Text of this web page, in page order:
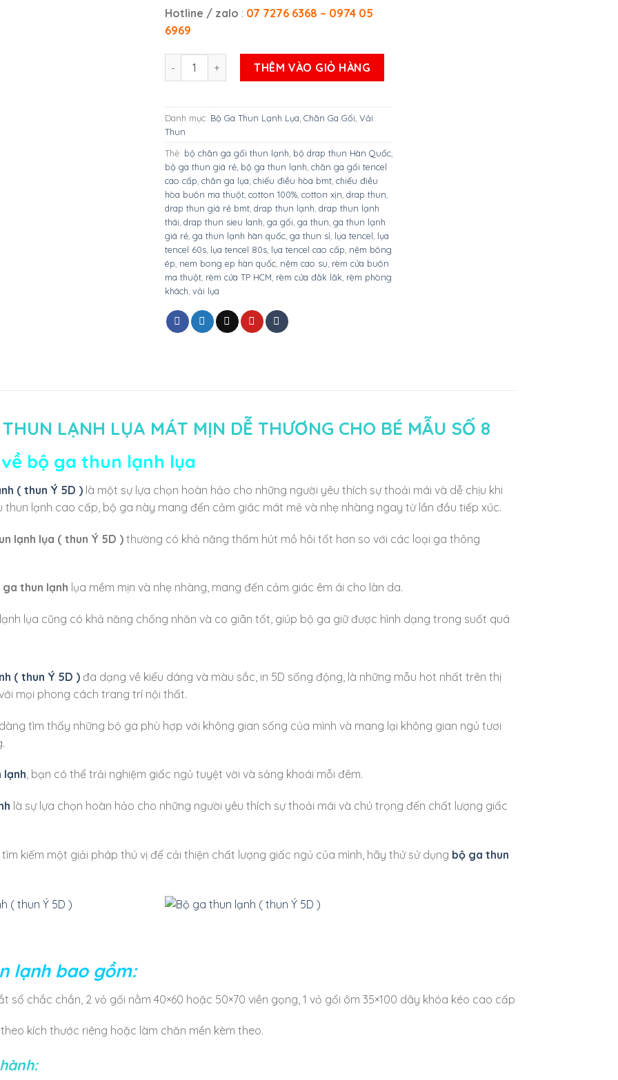
Hotline / zalo : 07 7276 6368 – 0974 05
6969
BỘ GA THUN LẠNH LỤA MÁT MỊN MẪU DỄ THƯƠNG CHO BÉ MẪU SỐ 8 số lượng
THÊM VÀO GIỎ HÀNG
Danh mục: Bộ Ga Thun Lạnh Lụa Chăn Ga Gối Vải
Thun
Thẻ: bộ chăn ga gối thun lạnh bộ drap thun Hàn Quốc
bộ ga thun giá rẻ bộ ga thun lạnh chăn ga gối tencel
cao cấp chăn ga lụa chiếu điều hòa bmt chiếu điều
hòa buôn ma thuột cotton 100% cotton xịn drap thun
drap thun giá rẻ bmt drap thun lạnh drap thun lạnh
thái drap thun sieu lanh ga gối ga thun ga thun lạnh
giá rẻ ga thun lạnh hàn quốc ga thun sỉ lụa tencel lụa
tencel 60s lụa tencel 80s lụa tencel cao cấp nệm bông
ép nem bong ep hàn quốc nệm cao su rèm cửa buôn
ma thuột rèm cửa TP HCM rèm cửa đăk lăk rèm phòng
khách vải lụa
LẠNH LỤA MÁT MỊN DỄ THƯƠNG CHO BÉ MẪU SỐ 8
bộ ga thun lạnh lụa
( thun Ý 5D ) là một sự lựa chọn hoàn hảo cho những người yêu thích sự thoải mái và dễ chịu khi
thun lạnh cao cấp, bộ ga này mang đến cảm giác mát mẻ và nhẹ nhàng ngay từ lần đầu tiếp xúc.
lạnh lụa ( thun Ý 5D ) thường có khả năng thấm hút mồ hôi tốt hơn so với các loại ga thông
ga thun lạnh lụa mềm mịn và nhẹ nhàng, mang đến cảm giác êm ái cho làn da.
lụa cũng có khả năng chống nhăn và co giãn tốt, giúp bộ ga giữ được hình dạng trong suốt quá
( thun Ý 5D ) đa dạng về kiểu dáng và màu sắc, in 5D sống động, là những mẫu hot nhất trên thị
mọi phong cách trang trí nội thất.
tìm thấy những bộ ga phù hợp với không gian sống của mình và mang lại không gian ngủ tươi
lạnh, bạn có thể trải nghiệm giấc ngủ tuyệt vời và sảng khoái mỗi đêm.
là sự lựa chọn hoàn hảo cho những người yêu thích sự thoải mái và chú trọng đến chất lượng giấc
tìm kiếm một giải pháp thú vị để cải thiện chất lượng giấc ngủ của mình, hãy thử sử dụng bộ ga thun
lạnh bao gồm:
sổ chắc chắn, 2 vỏ gối nằm 40×60 hoặc 50×70 viền gọng, 1 vỏ gối ôm 35×100 dây khóa kéo cao cấp
kích thước riêng hoặc làm chăn mền kèm theo.